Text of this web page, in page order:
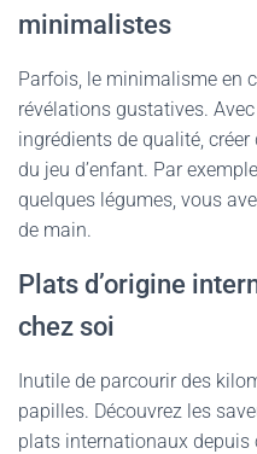
minimalistes
Parfois, le minimalisme en
révélations gustatives.
ingrédients de qualité,
du jeu d’enfant. Par
quelques légumes, vous
de main.
Plats d’origine
chez soi
Inutile de parcourir des
papilles. Découvrez les
plats internationaux depuis